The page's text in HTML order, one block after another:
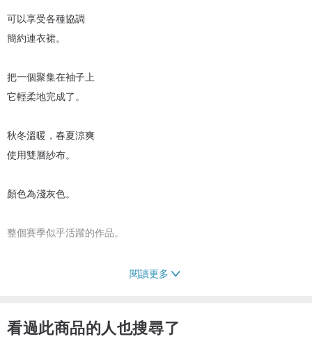
可以享受各種協調
簡約連衣裙。
把一個聚集在袖子上
它輕柔地完成了。
秋冬溫暖，春夏涼爽
使用雙層紗布。
顏色為淺灰色。
整個賽季似乎活躍的作品。
長度（從後中心到下擺）：82厘米
閱讀更多
看過此商品的人也搜尋了